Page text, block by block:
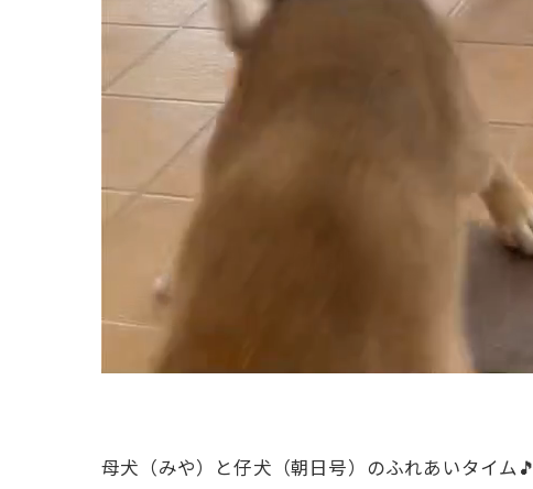
母犬（みや）と仔犬（朝日号）のふれあいタイム🎵